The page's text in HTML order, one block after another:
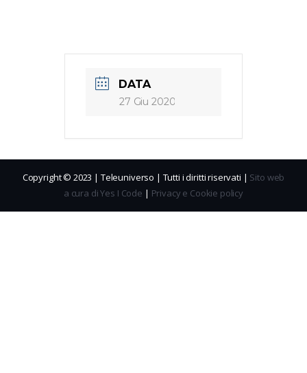
DATA
27 Giu 2020
Copyright © 2023 | Teleuniverso | Tutti i diritti riservati | Sito web
a cura di Yes I Code | Privacy e Cookie policy